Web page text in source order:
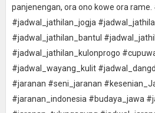
panjenengan, ora ono kowe ora
#jadwal_jathilan_jogja
#jadwal_jathilan_bantul
#jadwal_jathilan_kulonprogo
#jadwal_wayang_kulit
#jaranan #seni_jaranan
#jaranan_indonesia #budaya_jawa